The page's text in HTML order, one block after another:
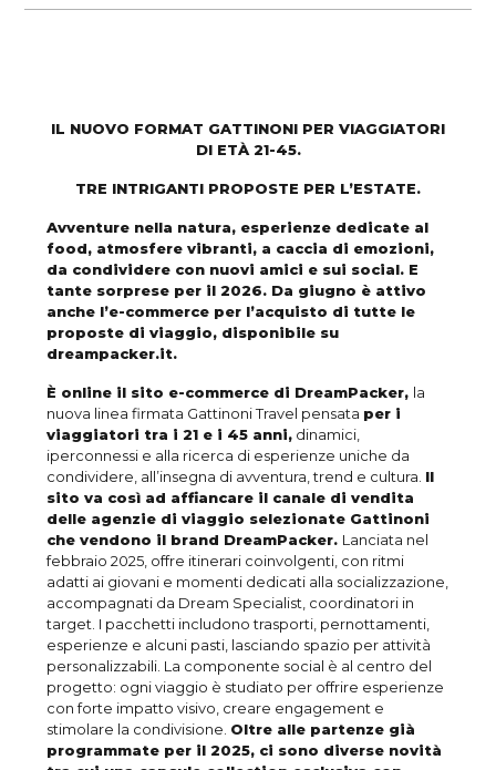
IL NUOVO FORMAT GATTINONI PER VIAGGIATORI
DI ETÀ 21-45.
TRE INTRIGANTI PROPOSTE PER L’ESTATE.
Avventure nella natura, esperienze dedicate al
food, atmosfere vibranti, a caccia di emozioni,
da condividere con nuovi amici e sui social. E
tante sorprese per il 2026. Da giugno è attivo
anche l’e-commerce per l’acquisto di tutte le
proposte di viaggio, disponibile su
dreampacker.it.
È online il sito e-commerce di DreamPacker, la
nuova linea firmata Gattinoni Travel pensata per i
viaggiatori tra i 21 e i 45 anni, dinamici,
iperconnessi e alla ricerca di esperienze uniche da
condividere, all’insegna di avventura, trend e cultura. Il
sito va così ad affiancare il canale di vendita
delle agenzie di viaggio selezionate Gattinoni
che vendono il brand DreamPacker. Lanciata nel
febbraio 2025, offre itinerari coinvolgenti, con ritmi
adatti ai giovani e momenti dedicati alla socializzazione,
accompagnati da Dream Specialist, coordinatori in
target. I pacchetti includono trasporti, pernottamenti,
esperienze e alcuni pasti, lasciando spazio per attività
personalizzabili. La componente social è al centro del
progetto: ogni viaggio è studiato per offrire esperienze
con forte impatto visivo, creare engagement e
stimolare la condivisione. Oltre alle partenze già
programmate per il 2025, ci sono diverse novità